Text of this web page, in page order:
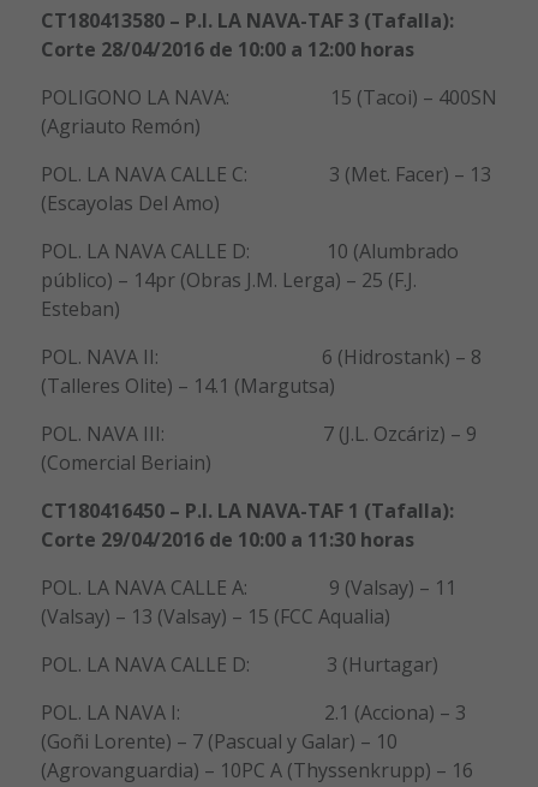
CT180413580 – P.I. LA NAVA-TAF 3 (Tafalla):
Corte 28/04/2016 de 10:00 a 12:00 horas
POLIGONO LA NAVA: 15 (Tacoi) – 400SN
(Agriauto Remón)
POL. LA NAVA CALLE C: 3 (Met. Facer) – 13
(Escayolas Del Amo)
POL. LA NAVA CALLE D: 10 (Alumbrado
público) – 14pr (Obras J.M. Lerga) – 25 (F.J.
Esteban)
POL. NAVA II: 6 (Hidrostank) – 8
(Talleres Olite) – 14.1 (Margutsa)
POL. NAVA III: 7 (J.L. Ozcáriz) – 9
(Comercial Beriain)
CT180416450 – P.I. LA NAVA-TAF 1 (Tafalla):
Corte 29/04/2016 de 10:00 a 11:30 horas
POL. LA NAVA CALLE A: 9 (Valsay) – 11
(Valsay) – 13 (Valsay) – 15 (FCC Aqualia)
POL. LA NAVA CALLE D: 3 (Hurtagar)
POL. LA NAVA I: 2.1 (Acciona) – 3
(Goñi Lorente) – 7 (Pascual y Galar) – 10
(Agrovanguardia) – 10PC A (Thyssenkrupp) – 16